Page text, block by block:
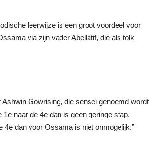
leerwijze is een groot voordeel voor
via zijn vader Abellatif, die als tolk
Gowrising, die sensei genoemd wordt
naar de 4e dan is geen geringe stap.
4e dan voor Ossama is niet onmogelijk.”